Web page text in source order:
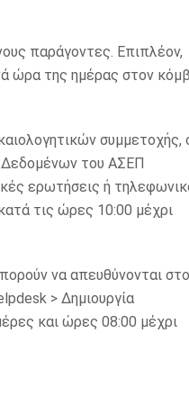
παράγοντες. Επιπλέον,
ώρα της ημέρας στον
συμμετοχής,
Δεδομένων του ΑΣΕΠ
ερωτήσεις ή
τις ώρες 10:00 μέχρι
να απευθύνονται στο
> Δημιουργία
και ώρες 08:00 μέχρι